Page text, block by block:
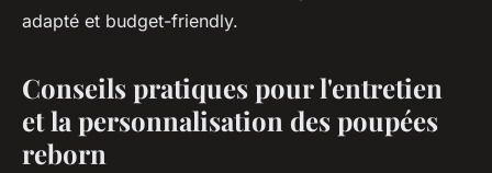
adapté et budget-friendly.
Conseils pratiques pour l'entretien
et la personnalisation des poupées
reborn